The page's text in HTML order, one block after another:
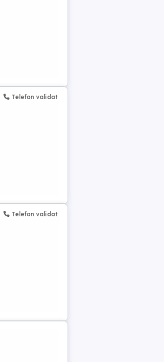
Telefon validat
Telefon validat